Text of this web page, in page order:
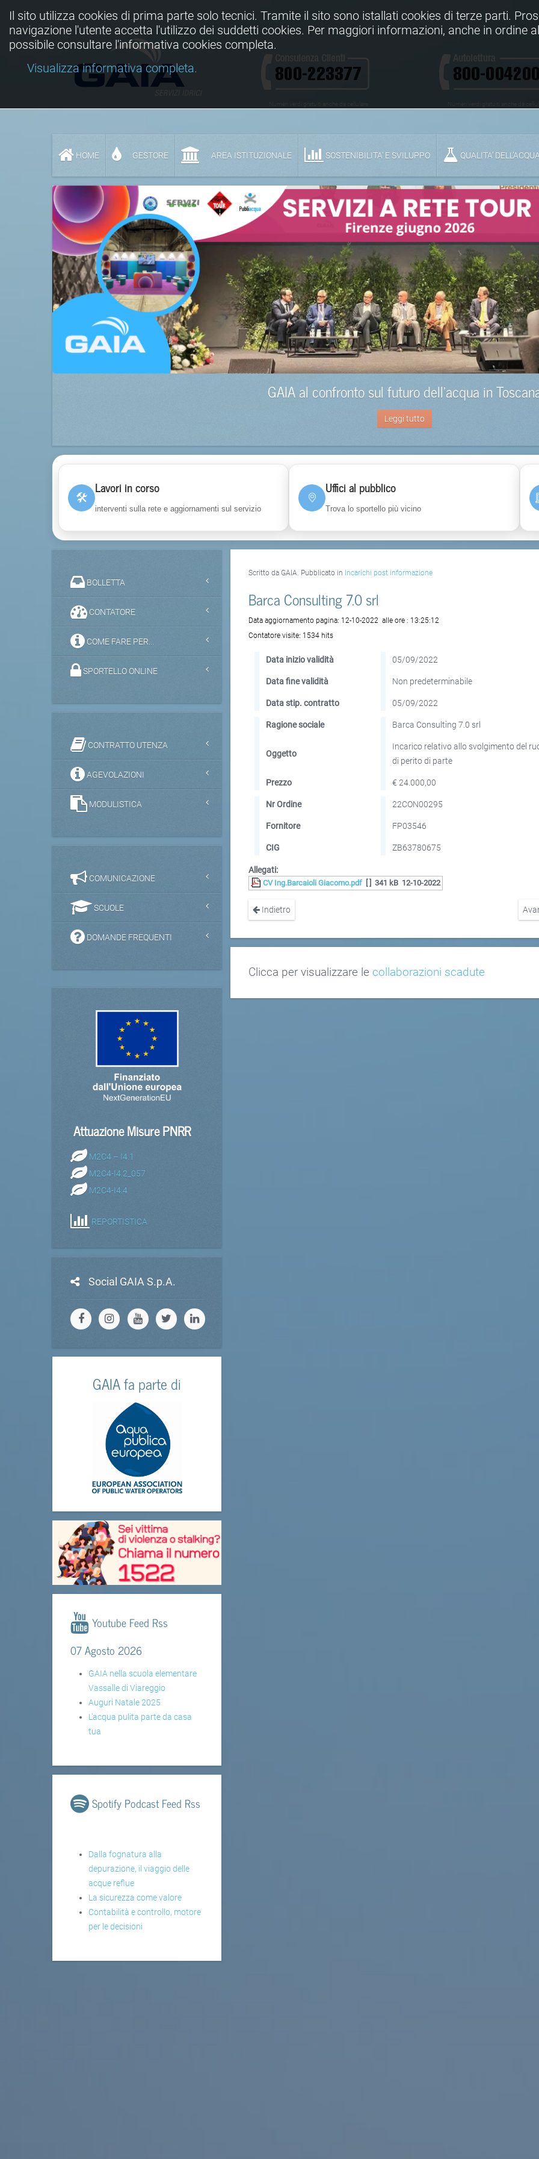
HOME GESTORE AREA ISTITUZIONALE SOSTENIBILITA' E SVILUPPO QUALITA’
GAIA al confronto sul futuro dell’acqua in
Leggi tutto
🛠
Lavori in corso
interventi sulla rete e aggiornamenti sul servizio
Uffici al pubblico
Trova lo sportello più vicino
Scritto da GAIA. Pubblicato in Incarichi post informazione
Barca Consulting 7.0 srl
Data aggiornamento pagina: 12-10-2022 alle ore : 13:25:12
Contatore visite: 1534 hits
Data inizio validità 05/09/2022
Data fine validità Non predeterminabile
Data stip. contratto 05/09/2022
Ragione sociale Barca Consulting 7.0 srl
Oggetto
Incarico relativo allo svolgimento del
di perito di parte
Prezzo € 24.000,00
Nr Ordine 22CON00295
Fornitore FP03546
CIG ZB63780675
Allegati:
CV Ing.Barcaioli Giacomo.pdf [ ] 341 kB 12-10-2022
Indietro
Clicca per visualizzare le collaborazioni scadute
BOLLETTA
CONTATORE
COME FARE PER...
SPORTELLO ONLINE
CONTRATTO UTENZA
AGEVOLAZIONI
MODULISTICA
COMUNICAZIONE
SCUOLE
DOMANDE FREQUENTI
Attuazione Misure PNRR
M2C4 – I4.1
M2C4-I4.2_057
M2C4-I4.4
REPORTISTICA
Social GAIA S.p.A.
GAIA fa parte di
Youtube Feed Rss
07 Agosto 2026
GAIA nella scuola elementare
Vassalle di Viareggio
Auguri Natale 2025
L'acqua pulita parte da casa
tua
Spotify Podcast Feed Rss
Dalla fognatura alla
depurazione, il viaggio delle
acque reflue
La sicurezza come valore
Contabilità e controllo, motore
per le decisioni
Il sito utilizza cookies di prima parte solo tecnici. Tramite il sito sono istallati cookies di terze parti.
navigazione l'utente accetta l'utilizzo dei suddetti cookies. Per maggiori informazioni, anche in ordine
possibile consultare l'informativa cookies completa.
Visualizza informativa completa.